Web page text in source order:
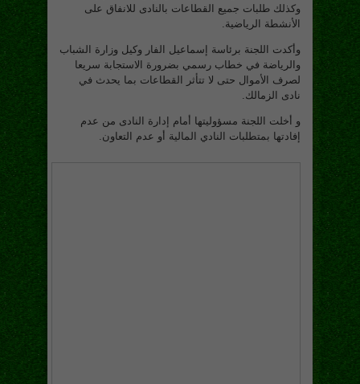
وكذلك طلبات جميع القطاعات بالنادى للانفاق على
الأنشطة الرياضية.
وأكدت اللجنة برئاسة إسماعيل الفار وكيل وزارة الشباب
والرياضة في خطاب رسمي بضرورة الاستجابة سريعا
لصرف الأموال حتى لا تتأثر القطاعات بما يحدث في
نادى الزمالك.
و أخلت اللجنة مسؤوليتها أمام إدارة النادى من عدم
إفادتها بمتطلبات النادي المالية أو عدم التعاون.